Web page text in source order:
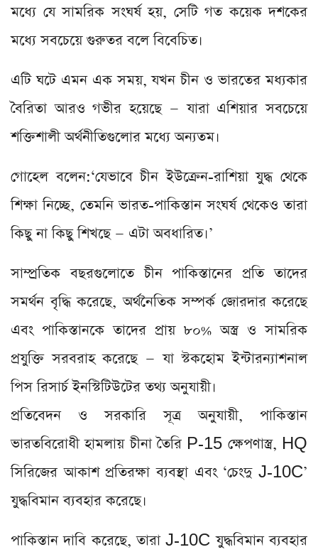
মধ্যে যে সামরিক সংঘর্ষ হয়, সেটি গত কয়েক দশকের
মধ্যে সবচেয়ে গুরুতর বলে বিবেচিত।
এটি ঘটে এমন এক সময়, যখন চীন ও ভারতের মধ্যকার
বৈরিতা আরও গভীর হয়েছে — যারা এশিয়ার সবচেয়ে
শক্তিশালী অর্থনীতিগুলোর মধ্যে অন্যতম।
গোহেল বলেন:‘যেভাবে চীন ইউক্রেন-রাশিয়া যুদ্ধ থেকে
শিক্ষা নিচ্ছে, তেমনি ভারত-পাকিস্তান সংঘর্ষ থেকেও তারা
কিছু না কিছু শিখছে — এটা অবধারিত।’
সাম্প্রতিক বছরগুলোতে চীন পাকিস্তানের প্রতি তাদের
সমর্থন বৃদ্ধি করেছে, অর্থনৈতিক সম্পর্ক জোরদার করেছে
এবং পাকিস্তানকে তাদের প্রায় ৮০% অস্ত্র ও সামরিক
প্রযুক্তি সরবরাহ করেছে — যা স্টকহোম ইন্টারন্যাশনাল
পিস রিসার্চ ইনস্টিটিউটের তথ্য অনুযায়ী।
প্রতিবেদন ও সরকারি সূত্র অনুযায়ী, পাকিস্তান
ভারতবিরোধী হামলায় চীনা তৈরি P-15 ক্ষেপণাস্ত্র, HQ
সিরিজের আকাশ প্রতিরক্ষা ব্যবস্থা এবং ‘চেংদু J-10C’
যুদ্ধবিমান ব্যবহার করেছে।
পাকিস্তান দাবি করেছে, তারা J-10C যুদ্ধবিমান ব্যবহার